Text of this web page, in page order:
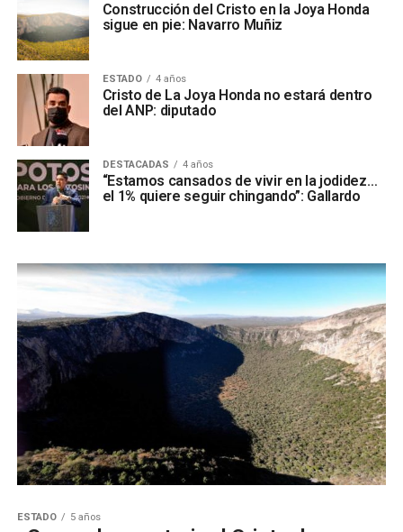
Construcción del Cristo en la Joya Honda
sigue en pie: Navarro Muñiz
ESTADO 4 años
Cristo de La Joya Honda no estará dentro
del ANP: diputado
DESTACADAS 4 años
“Estamos cansados de vivir en la jodidez…
el 1% quiere seguir chingando”: Gallardo
ESTADO 5 años